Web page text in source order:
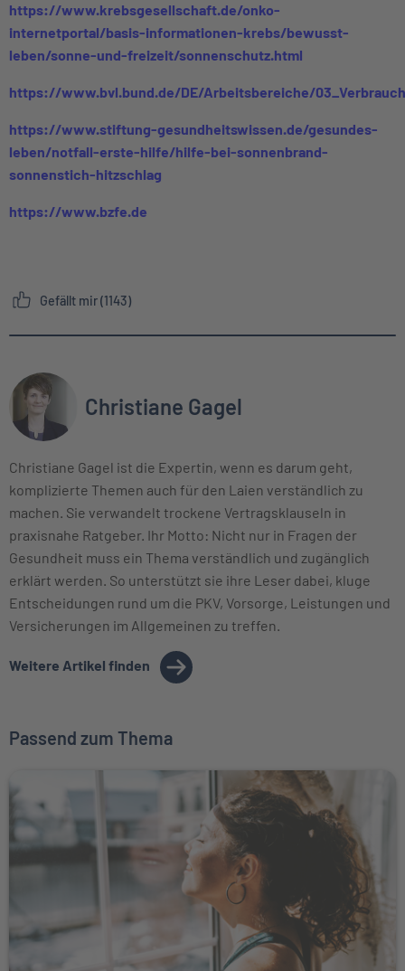
https://www.krebsgesellschaft.de/onko-
internetportal/basis-informationen-krebs/bewusst-
leben/sonne-und-freizeit/sonnenschutz.html
https://www.bvl.bund.de/DE/Arbeitsbereiche/
https://www.stiftung-gesundheitswissen.de/gesundes-
leben/notfall-erste-hilfe/hilfe-bei-sonnenbrand-
sonnenstich-hitzschlag
https://www.bzfe.de
Gefällt mir (1143)
Christiane Gagel
Christiane Gagel ist die Expertin, wenn es darum geht,
komplizierte Themen auch für den Laien verständlich zu
machen. Sie verwandelt trockene Vertragsklauseln in
praxisnahe Ratgeber. Ihr Motto: Nicht nur in Fragen der
Gesundheit muss ein Thema verständlich und zugänglich
erklärt werden. So unterstützt sie ihre Leser dabei, kluge
Entscheidungen rund um die PKV, Vorsorge, Leistungen und
Versicherungen im Allgemeinen zu treffen.
Weitere Artikel finden
Passend zum Thema